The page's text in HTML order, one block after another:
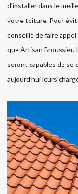
d’installer dans le
votre toiture. Pour
conseillé de faire
que Artisan Broussier.
seront capables de se
aujourd’hui leurs